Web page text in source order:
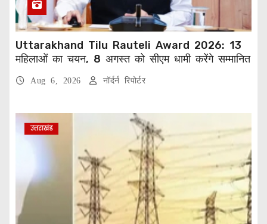
Uttarakhand Tilu Rauteli Award 2026: 13
महिलाओं का चयन, 8 अगस्त को सीएम धामी करेंगे सम्मानित
Aug 6, 2026 नॉर्दर्न रिपोर्टर
उत्तराखंड